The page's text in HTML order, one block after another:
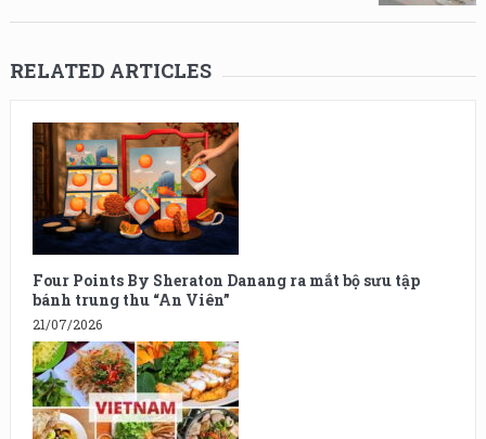
RELATED ARTICLES
Four Points By Sheraton Danang ra mắt bộ sưu tập
bánh trung thu “An Viên”
21/07/2026